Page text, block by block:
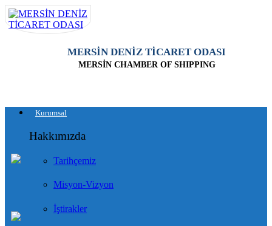
MERSİN DENİZ TİCARET ODASI
MERSİN CHAMBER OF SHIPPING
Kurumsal
Hakkımızda
Tarihçemiz
Misyon-Vizyon
İştirakler